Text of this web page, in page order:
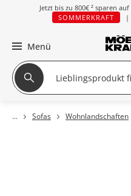
Jetzt bis zu 800€ ² sparen
SOMMERKRAFT
|
Menü
Sofas Wohnlandschaften